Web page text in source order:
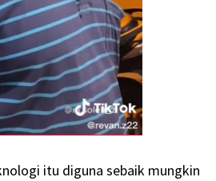
itu diguna sebaik mungkin